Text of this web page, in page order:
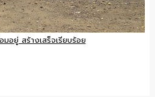
อยู่ สร้างเสร็จเรียบร้อย